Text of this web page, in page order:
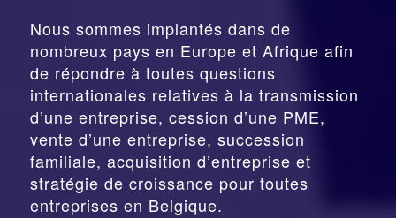
Nous sommes implantés dans de
nombreux pays en Europe et Afrique afin
de répondre à toutes questions
internationales relatives à la transmission
d’une entreprise, cession d’une PME,
vente d’une entreprise, succession
familiale, acquisition d’entreprise et
stratégie de croissance pour toutes
entreprises en Belgique.